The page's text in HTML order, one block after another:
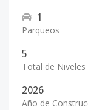
1
Parqueos
5
Total de Niveles
2026
Año de